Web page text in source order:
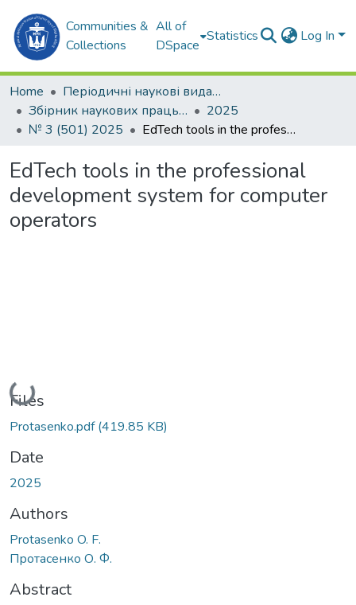
Communities &
Collections
All of
DSpace
Statistics Log In
Home
Періодичні наукові видання
Збірник наукових праць НУК
2025
№ 3 (501) 2025
EdTech tools in the professional development system for computer operators
EdTech tools in the professional
development system for computer
operators
Loading...
Files
Protasenko.pdf(419.85 KB)
Date
2025
Authors
Protasenko O. F.
Протасенко О. Ф.
Abstract